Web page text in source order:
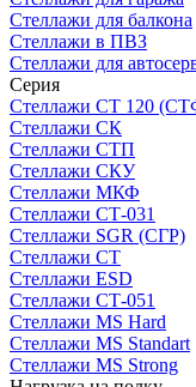
Стеллажи для балкона
Стеллажи в ПВЗ
Стеллажи для
Серия
Стеллажи СТ 120
Стеллажи СК
Стеллажи СТП
Стеллажи СКУ
Стеллажи МКФ
Стеллажи СТ-031
Стеллажи SGR (СГР)
Стеллажи СТ
Стеллажи ESD
Стеллажи СТ-051
Стеллажи MS Hard
Стеллажи MS Standart
Стеллажи MS Strong